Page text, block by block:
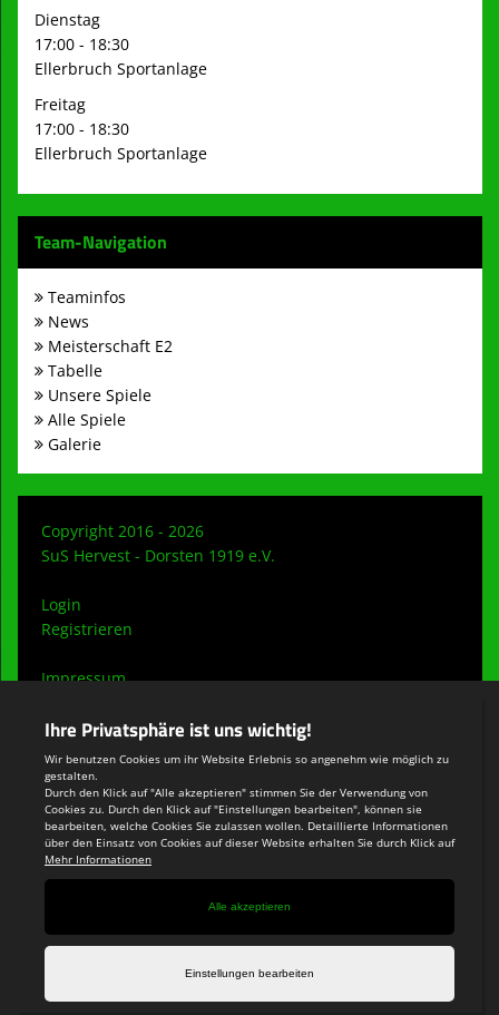
Dienstag
17:00 - 18:30
Ellerbruch Sportanlage
Freitag
17:00 - 18:30
Ellerbruch Sportanlage
Team-Navigation
Teaminfos
News
Meisterschaft E2
Tabelle
Unsere Spiele
Alle Spiele
Galerie
Copyright 2016 - 2026
SuS Hervest - Dorsten 1919 e.V.
Login
Registrieren
Impressum
Teamsports 2
Dein Sportverein online